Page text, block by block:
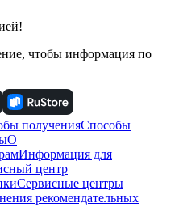
чтобы информация по
полученияСпособы
О
Информация для
центр
Сервисные центры
рекомендательных